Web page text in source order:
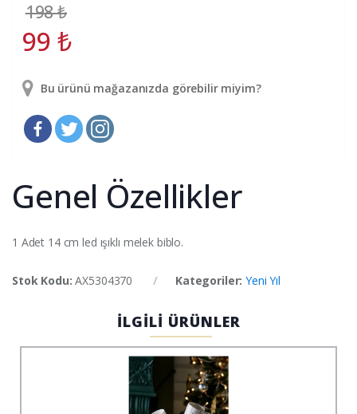
198₺
99 ₺
Bu ürünü mağazanızda görebilir miyim?
Genel Özellikler
1 Adet 14 cm led ışıklı melek biblo.
Stok Kodu:AX5304370 Kategoriler:Yeni Yıl
İLGİLİ ÜRÜNLER